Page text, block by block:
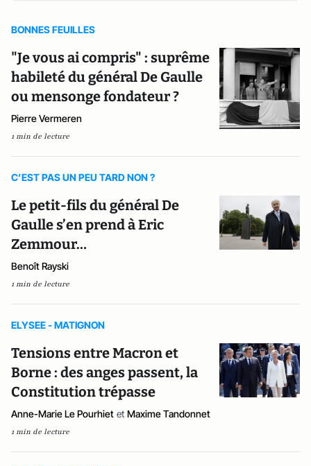
BONNES FEUILLES
"Je vous ai compris" : suprême
habileté du général De Gaulle
ou mensonge fondateur ?
Pierre Vermeren
1 min de lecture
C’EST PAS UN PEU TARD NON ?
Le petit-fils du général De
Gaulle s’en prend à Eric
Zemmour…
Benoît Rayski
1 min de lecture
ELYSEE - MATIGNON
Tensions entre Macron et
Borne : des anges passent, la
Constitution trépasse
Anne-Marie Le Pourhiet et Maxime Tandonnet
1 min de lecture